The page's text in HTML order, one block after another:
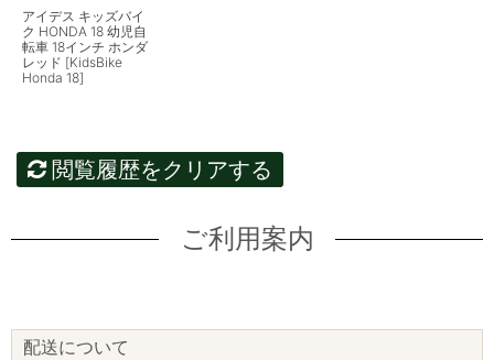
アイデス キッズバイ
ク HONDA 18 幼児自
転車 18インチ ホンダ
レッド [KidsBike
Honda 18]
閲覧履歴をクリアする
ご利用案内
配送について